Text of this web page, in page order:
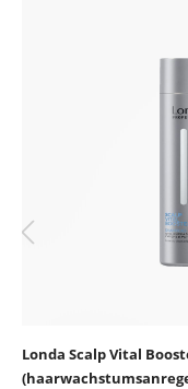
Londa Scalp Vital